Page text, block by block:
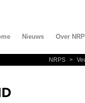
Nieuws Over
NRPS >